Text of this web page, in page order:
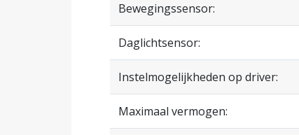
Bewegingssensor:
Daglichtsensor:
Instelmogelijkheden op driver:
Maximaal vermogen: